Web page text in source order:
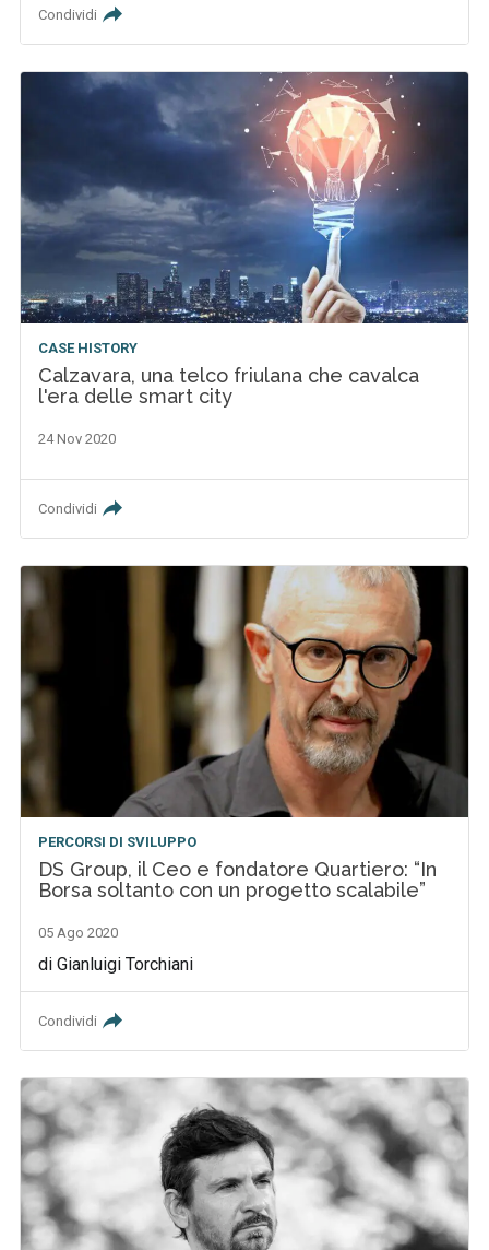
Condividi
CASE HISTORY
Calzavara, una telco friulana che cavalca
l'era delle smart city
24 Nov 2020
Condividi
PERCORSI DI SVILUPPO
DS Group, il Ceo e fondatore Quartiero: “In
Borsa soltanto con un progetto scalabile”
05 Ago 2020
di Gianluigi Torchiani
Condividi